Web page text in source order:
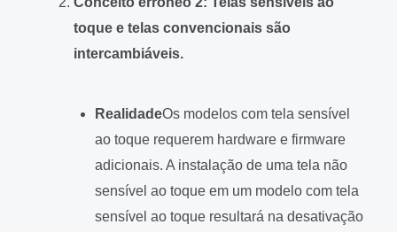
toque e telas convencionais são
intercambiáveis.
RealidadeOs modelos com tela sensível
ao toque requerem hardware e firmware
adicionais. A instalação de uma tela não
sensível ao toque em um modelo com tela
sensível ao toque resultará na desativação